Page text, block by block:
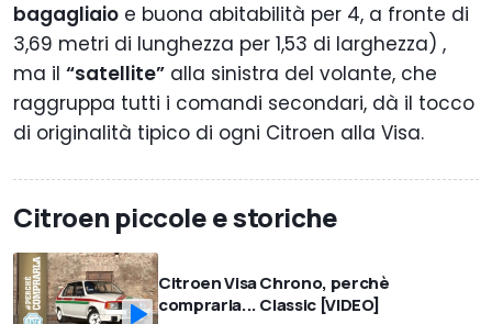
bagagliaio e buona abitabilità per 4, a fronte di
3,69 metri di lunghezza per 1,53 di larghezza) ,
ma il “satellite” alla sinistra del volante, che
raggruppa tutti i comandi secondari, dà il tocco
di originalità tipico di ogni Citroen alla Visa.
Citroen piccole e storiche
Citroen Visa Chrono, perchè
comprarla... Classic [VIDEO]